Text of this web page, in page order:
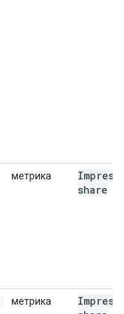
метрика
share
метрика